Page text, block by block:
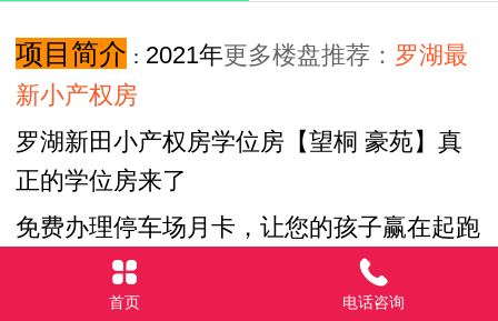
项目简介 ： 2021年更多楼盘推荐： 罗湖最
新小产权房
罗湖新田小产权房学位房【望桐 豪苑】真
正的学位房来了
免费办理停车场月卡，让您的孩子赢在起跑
线 ，非深户买房即可上学 ，九年制义务教
育无条件入学
首页 电话咨询